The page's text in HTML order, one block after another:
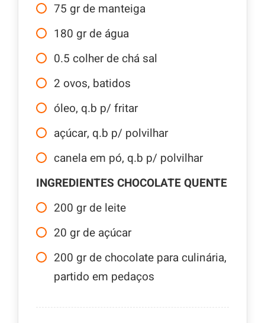
75 gr de manteiga
180 gr de água
0.5 colher de chá sal
2 ovos, batidos
óleo, q.b p/ fritar
açúcar, q.b p/ polvilhar
canela em pó, q.b p/ polvilhar
INGREDIENTES CHOCOLATE QUENTE
200 gr de leite
20 gr de açúcar
200 gr de chocolate para culinária,
partido em pedaços